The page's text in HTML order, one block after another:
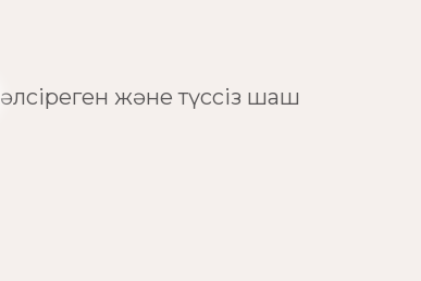
әлсіреген және түссіз шаш